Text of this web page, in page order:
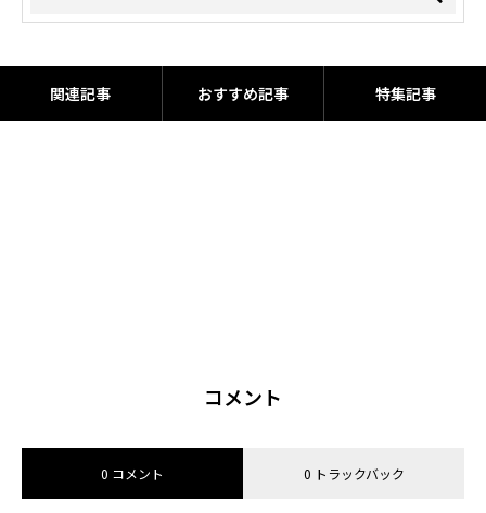
関連記事 おすすめ記事 特集記事
コメント
0 コメント 0 トラックバック